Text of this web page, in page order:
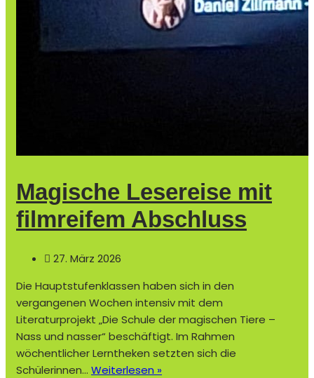
Magische Lesereise mit
filmreifem Abschluss
27. März 2026
Die Hauptstufenklassen haben sich in den
vergangenen Wochen intensiv mit dem
Literaturprojekt „Die Schule der magischen Tiere –
Nass und nasser“ beschäftigt. Im Rahmen
wöchentlicher Lerntheken setzten sich die
Schülerinnen… Weiterlesen »